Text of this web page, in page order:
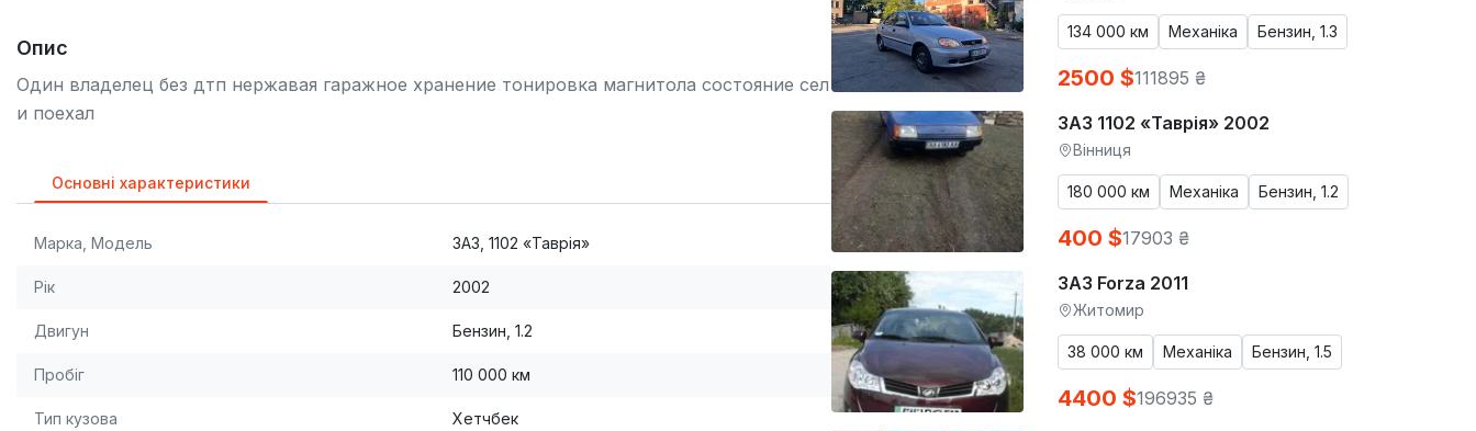
Опис
Один владелец без дтп нержавая гаражное хранение тонировка магнитола состояние сел
и поехал
Основні характеристики
Марка, Модель ЗАЗ, 1102 «Таврія»
Рік 2002
Двигун Бензин, 1.2
Пробіг 110 000 км
Тип кузова Хетчбек
134 000 км Механіка Бензин, 1.3
2500 $111895 ₴
ЗАЗ 1102 «Таврія» 2002
Вінниця
180 000 км Механіка Бензин, 1.2
400 $17903 ₴
ЗАЗ Forza 2011
Житомир
38 000 км Механіка Бензин, 1.5
4400 $196935 ₴